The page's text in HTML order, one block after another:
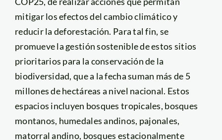
mitigar los efectos del cambio climático y
reducir la deforestación. Para tal fin, se
promueve la gestión sostenible de estos sitios
prioritarios para la conservación de la
biodiversidad, que a la fecha suman más de 5
millones de hectáreas a nivel nacional. Estos
espacios incluyen bosques tropicales, bosques
montanos, humedales andinos, pajonales,
matorral andino, bosques estacionalmente